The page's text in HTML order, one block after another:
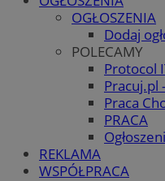
OGŁOSZENIA
Dodaj
POLECAMY
Protocol
Pracuj.pl
Praca
PRACA
REKLAMA
WSPÓŁPRACA